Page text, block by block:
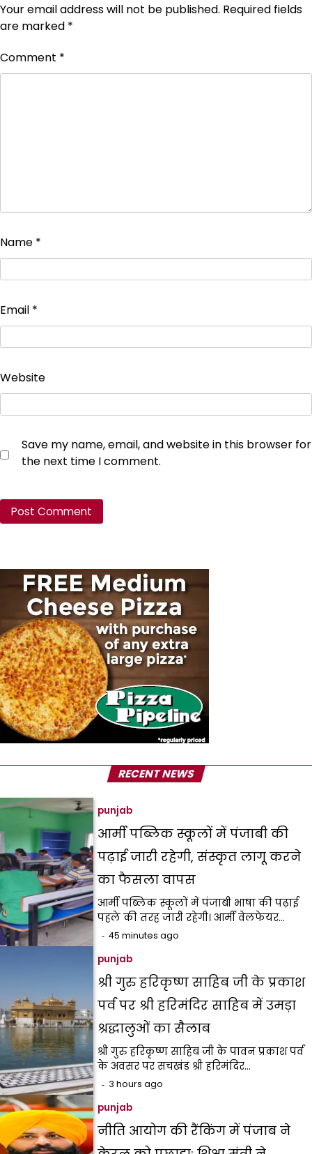
Your email address will not be published. Required fields
are marked *
Comment *
Name *
Email *
Website
Save my name, email, and website in this browser for
the next time I comment.
RECENT NEWS
punjab
आर्मी पब्लिक स्कूलों में पंजाबी की
पढ़ाई जारी रहेगी, संस्कृत लागू करने
का फैसला वापस
आर्मी पब्लिक स्कूलों में पंजाबी भाषा की पढ़ाई
पहले की तरह जारी रहेगी। आर्मी वेलफेयर…
45 minutes ago
punjab
श्री गुरु हरिकृष्ण साहिब जी के प्रकाश
पर्व पर श्री हरिमंदिर साहिब में उमड़ा
श्रद्धालुओं का सैलाब
श्री गुरु हरिकृष्ण साहिब जी के पावन प्रकाश पर्व
के अवसर पर सचखंड श्री हरिमंदिर…
3 hours ago
punjab
नीति आयोग की रैंकिंग में पंजाब ने